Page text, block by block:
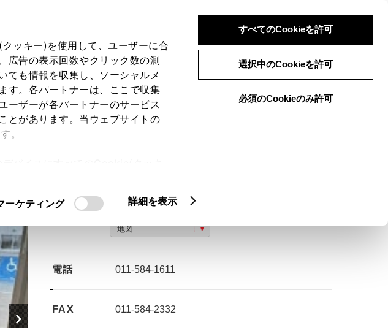
ッキー)を使用して、ユーザーに合
広告の表示回数やクリック数の測
ても情報を収集し、ソーシャルメ
す。各パートナーは、ここで収集
ーザーが各パートナーのサービス
とがあります。当ウェブサイトの
。
ーケティング 詳細を表示
すべてのCookieを許可
選択中のCookieを許可
必須のCookieのみ許可
ログイン 検索 メニュー
ご購入相談
住所 札幌市南区南３８条西１１丁目６番３号
地図
電話 011-584-1611
FAX 011-584-2332